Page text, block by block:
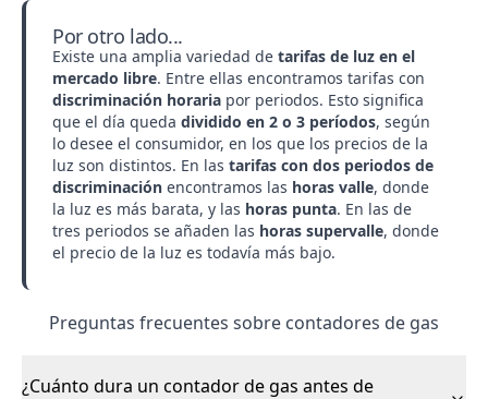
Por otro lado...
Existe una amplia variedad de tarifas de luz en el
mercado libre. Entre ellas encontramos tarifas con
discriminación horaria por periodos. Esto significa
que el día queda dividido en 2 o 3 períodos, según
lo desee el consumidor, en los que los precios de la
luz son distintos. En las tarifas con dos periodos de
discriminación encontramos las horas valle, donde
la luz es más barata, y las horas punta. En las de
tres periodos se añaden las horas supervalle, donde
el precio de la luz es todavía más bajo.
Preguntas frecuentes sobre contadores de gas
¿Cuánto dura un contador de gas antes de